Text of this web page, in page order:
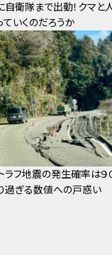
自衛隊まで出動！クマと
ていくのだろうか
ラフ地震の発生確率は９
過ぎる数値への戸惑い